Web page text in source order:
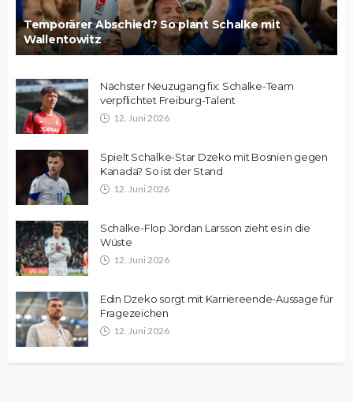
Temporärer Abschied? So plant Schalke mit
Wallentowitz
Nächster Neuzugang fix: Schalke-Team
verpflichtet Freiburg-Talent
12. Juni 2026
Spielt Schalke-Star Dzeko mit Bosnien gegen
Kanada? So ist der Stand
12. Juni 2026
Schalke-Flop Jordan Larsson zieht es in die
Wüste
12. Juni 2026
Edin Dzeko sorgt mit Karriereende-Aussage für
Fragezeichen
12. Juni 2026